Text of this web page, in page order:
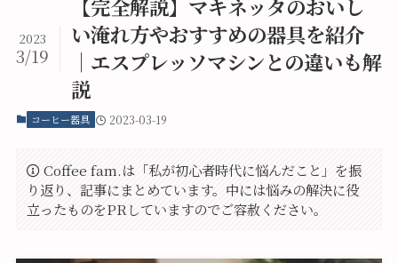
【完全解説】マキネッタのおいし
い淹れ方やおすすめの器具を紹介
｜エスプレッソマシンとの違いも解
説
2023
3/19
コーヒー器具 2023-03-19
Coffee fam.は「私が初心者時代に悩んだこと」を振
り返り、記事にまとめています。中には悩みの解決に役
立ったものをPRしていますのでご容赦ください。